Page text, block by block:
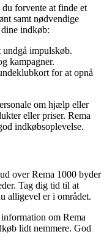
forvente at finde et
samt nødvendige
indkøb:
impulskøb.
kampagner.
for at opnå
om hjælp eller
eller priser. Rema
indkøbsoplevelse.
over Rema 1000 byder
Tag dig tid til at
alligevel er i området.
om Rema
lidt nemmere. God